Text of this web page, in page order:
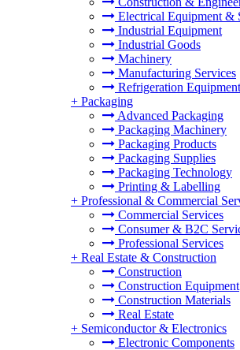
Electrical Equipment &
Industrial Equipment
Industrial Goods
Machinery
Manufacturing Services
Refrigeration Equipment
+ Packaging
Advanced Packaging
Packaging Machinery
Packaging Products
Packaging Supplies
Packaging Technology
Printing & Labelling
+ Professional & Commercial
Commercial Services
Consumer & B2C
Professional Services
+ Real Estate & Construction
Construction
Construction Equipment
Construction Materials
Real Estate
+ Semiconductor & Electronics
Electronic Components